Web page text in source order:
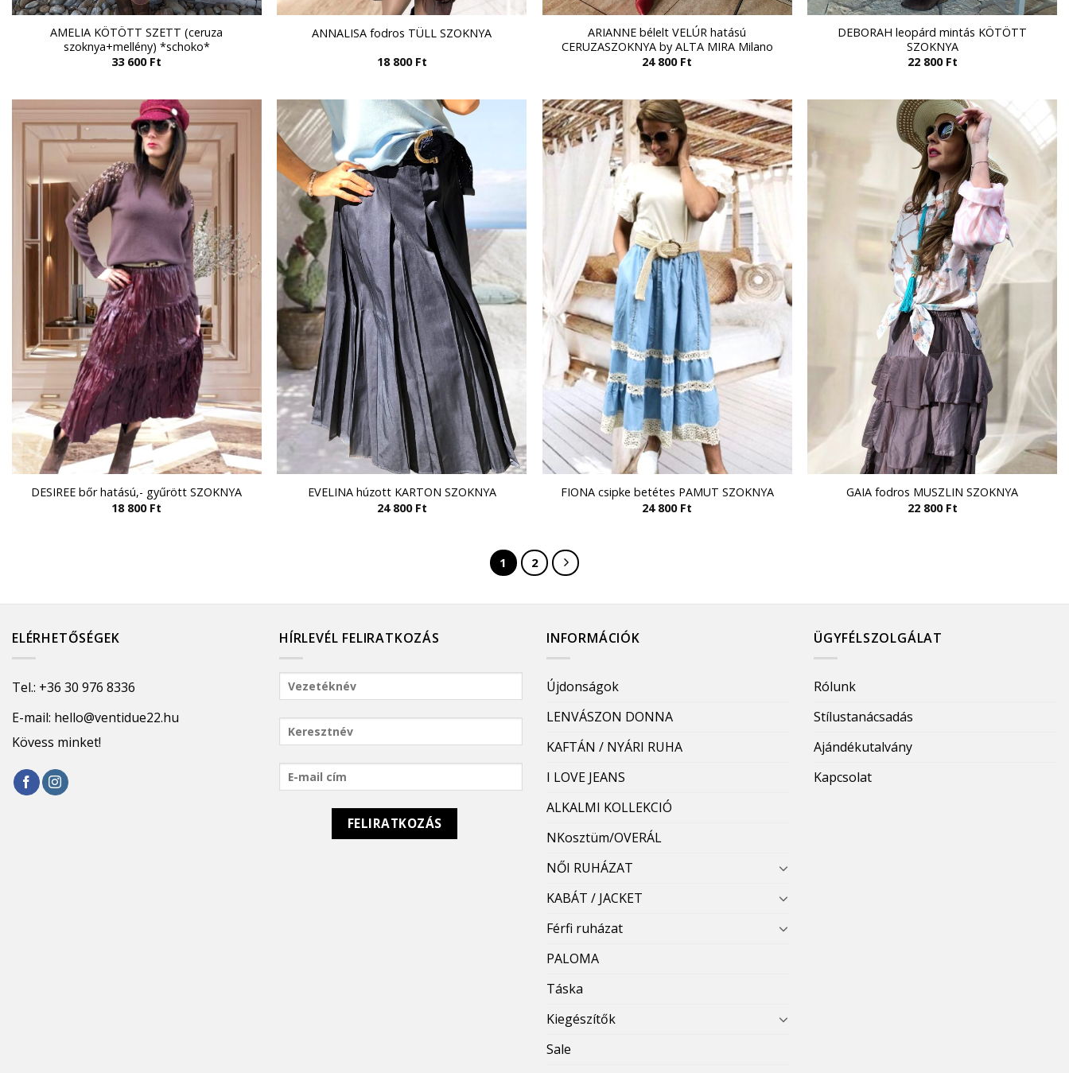
AMELIA KÖTÖTT SZETT (ceruza
szoknya+mellény) *schoko*
33 600 Ft
ANNALISA fodros TÜLL SZOKNYA
18 800 Ft
ARIANNE bélelt VELÚR hatású
CERUZASZOKNYA by ALTA MIRA Milano
24 800 Ft
DEBORAH leopárd mintás KÖTÖTT
SZOKNYA
22 800 Ft
DESIREE bőr hatású,- gyűrött SZOKNYA
18 800 Ft
EVELINA húzott KARTON SZOKNYA
24 800 Ft
FIONA csipke betétes PAMUT SZOKNYA
24 800 Ft
GAIA fodros MUSZLIN SZOKNYA
22 800 Ft
1 2
ELÉRHETŐSÉGEK
Tel.: +36 30 976 8336
E-mail: hello@ventidue22.hu
Kövess minket!
HÍRLEVÉL FELIRATKOZÁS INFORMÁCIÓK
Újdonságok
LENVÁSZON DONNA
KAFTÁN / NYÁRI RUHA
I LOVE JEANS
ALKALMI KOLLEKCIÓ
NKosztüm/OVERÁL
NŐI RUHÁZAT
KABÁT / JACKET
Férfi ruházat
PALOMA
Táska
Kiegészítők
Sale
ÜGYFÉLSZOLGÁLAT
Rólunk
Stílustanácsadás
Ajándékutalvány
Kapcsolat